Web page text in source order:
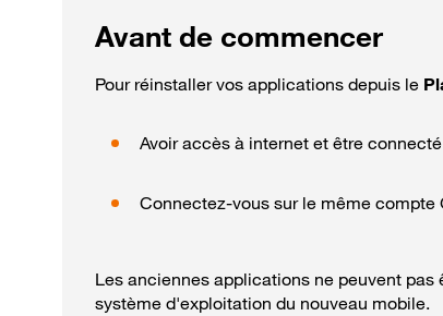
Avant de commencer
Pour réinstaller vos applications depuis le
Avoir accès à internet et être
Connectez-vous sur le même compte
Les anciennes applications ne peuvent
système d'exploitation du nouveau mobile.